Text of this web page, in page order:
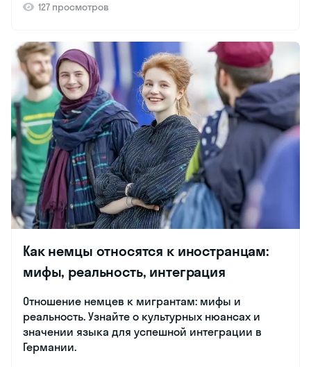
127 просмотров
Как немцы относятся к иностранцам:
мифы, реальность, интеграция
Отношение немцев к мигрантам: мифы и
реальность. Узнайте о культурных нюансах и
значении языка для успешной интеграции в
Германии.